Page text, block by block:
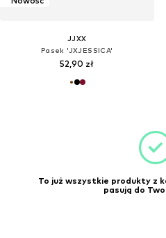
JJXX
Pasek 'JXJESSICA'
52,90 zł
To już wszystkie produkty z
pasują do